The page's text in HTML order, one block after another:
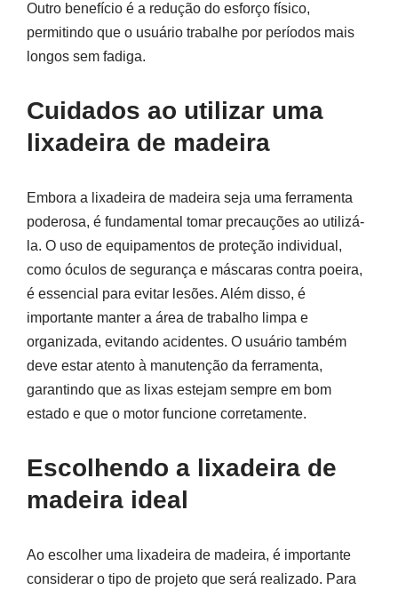
Outro benefício é a redução do esforço físico,
permitindo que o usuário trabalhe por períodos mais
longos sem fadiga.
Cuidados ao utilizar uma
lixadeira de madeira
Embora a lixadeira de madeira seja uma ferramenta
poderosa, é fundamental tomar precauções ao utilizá-
la. O uso de equipamentos de proteção individual,
como óculos de segurança e máscaras contra poeira,
é essencial para evitar lesões. Além disso, é
importante manter a área de trabalho limpa e
organizada, evitando acidentes. O usuário também
deve estar atento à manutenção da ferramenta,
garantindo que as lixas estejam sempre em bom
estado e que o motor funcione corretamente.
Escolhendo a lixadeira de
madeira ideal
Ao escolher uma lixadeira de madeira, é importante
considerar o tipo de projeto que será realizado. Para